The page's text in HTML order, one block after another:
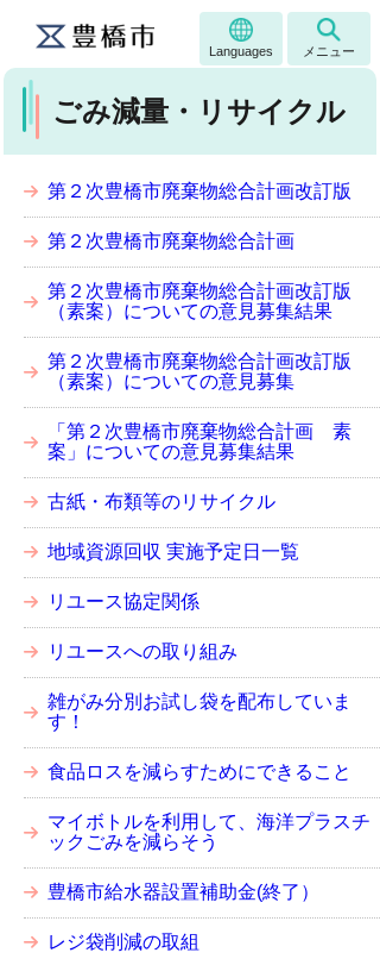
Languages メニュー
ごみ減量・リサイクル
第２次豊橋市廃棄物総合計画改訂版
第２次豊橋市廃棄物総合計画
第２次豊橋市廃棄物総合計画改訂版
（素案）についての意見募集結果
第２次豊橋市廃棄物総合計画改訂版
（素案）についての意見募集
「第２次豊橋市廃棄物総合計画 素
案」についての意見募集結果
古紙・布類等のリサイクル
地域資源回収 実施予定日一覧
リユース協定関係
リユースへの取り組み
雑がみ分別お試し袋を配布していま
す！
食品ロスを減らすためにできること
マイボトルを利用して、海洋プラスチ
ックごみを減らそう
豊橋市給水器設置補助金(終了）
レジ袋削減の取組